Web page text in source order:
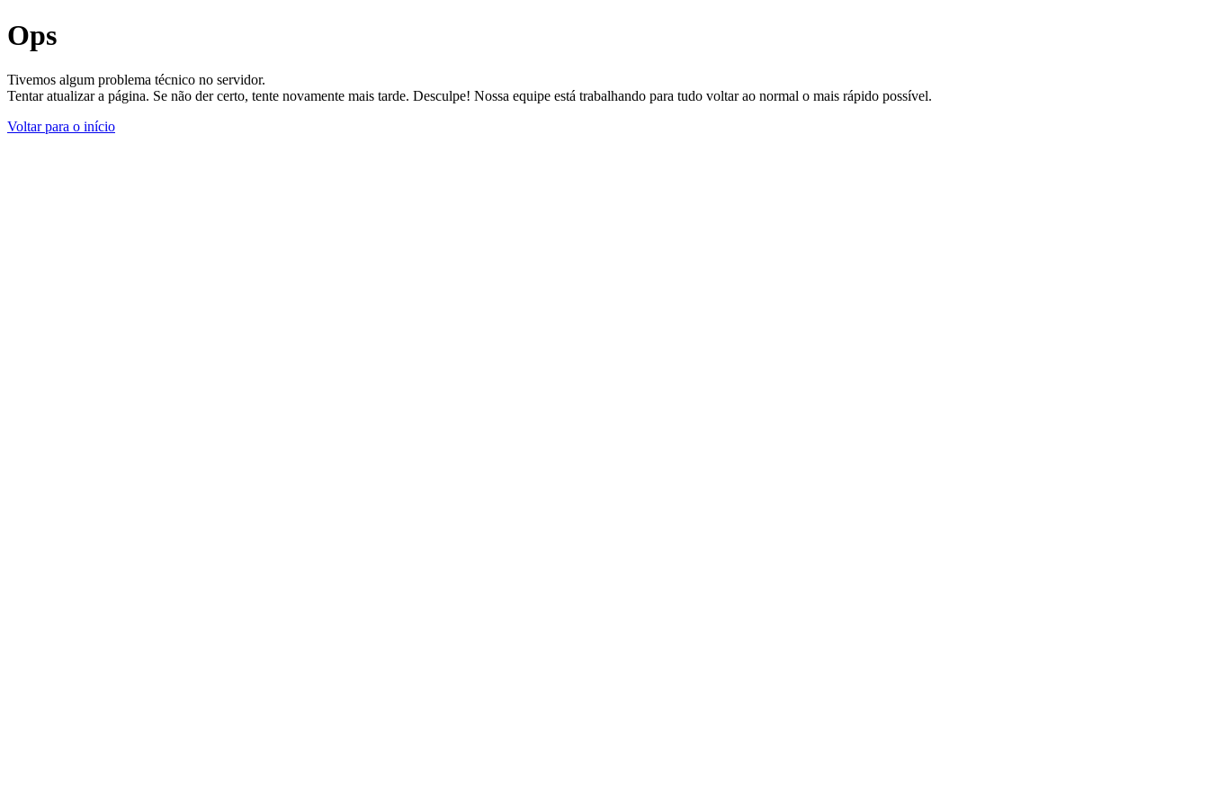
Ops
Tivemos algum problema técnico no servidor.
Tentar atualizar a página. Se não der certo, tente novamente mais tarde. Desculpe! Nossa equipe está trabalhando para tudo voltar ao normal o mais rápido possível.
Voltar para o início